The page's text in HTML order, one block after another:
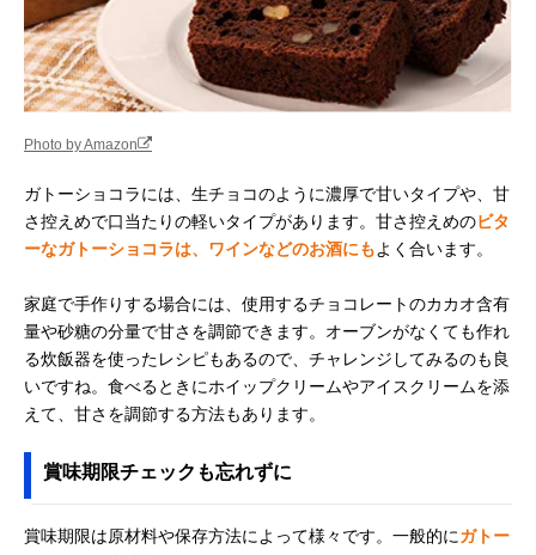
Photo by Amazon
ガトーショコラには、生チョコのように濃厚で甘いタイプや、甘
さ控えめで口当たりの軽いタイプがあります。甘さ控えめのビタ
ーなガトーショコラは、ワインなどのお酒にもよく合います。
家庭で手作りする場合には、使用するチョコレートのカカオ含有
量や砂糖の分量で甘さを調節できます。オーブンがなくても作れ
る炊飯器を使ったレシピもあるので、チャレンジしてみるのも良
いですね。食べるときにホイップクリームやアイスクリームを添
えて、甘さを調節する方法もあります。
賞味期限チェックも忘れずに
賞味期限は原材料や保存方法によって様々です。一般的にガトー